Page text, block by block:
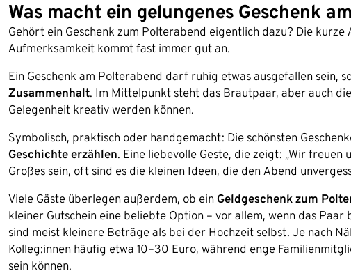
Was macht ein gelungenes Geschenk
Gehört ein Geschenk zum Polterabend eigentlich dazu? Die kurze
Aufmerksamkeit kommt fast immer gut an.
Ein Geschenk am Polterabend darf ruhig etwas ausgefallen sein,
Zusammenhalt. Im Mittelpunkt steht das Brautpaar, aber auch
Gelegenheit kreativ werden können.
Symbolisch, praktisch oder handgemacht: Die schönsten
Geschichte erzählen. Eine liebevolle Geste, die zeigt: „Wir freuen
Großes sein, oft sind es die kleinen Ideen, die den Abend
Viele Gäste überlegen außerdem, ob ein Geldgeschenk zum
kleiner Gutschein eine beliebte Option – vor allem, wenn das
sind meist kleinere Beträge als bei der Hochzeit selbst. Je nach
Kolleg:innen häufig etwa 10–30 Euro, während enge
sein können.